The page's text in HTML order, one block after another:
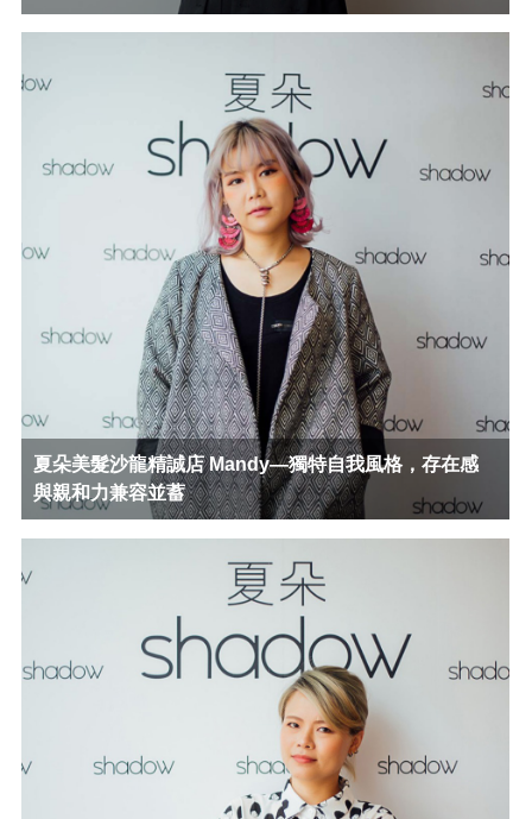
夏朵美髮沙龍精誠店 Mandy—獨特自我風格，存在感
與親和力兼容並蓄